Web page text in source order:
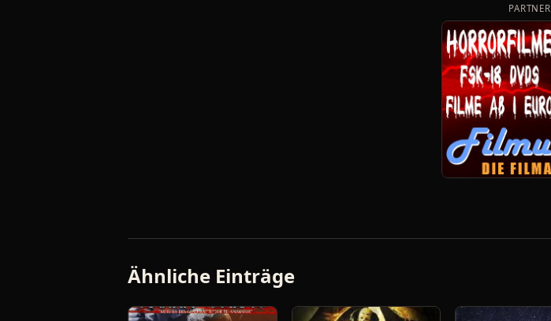
PARTNER
Ähnliche Einträge